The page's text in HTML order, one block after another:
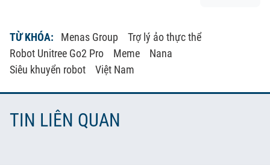
TỪ KHÓA: Menas Group
Trợ lý ảo thực thể
Robot Unitree Go2 Pro
Meme
Nana
Siêu khuyển robot
Việt Nam
TIN LIÊN QUAN